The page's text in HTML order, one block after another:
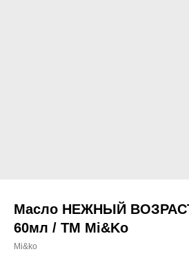
Масло НЕЖНЫЙ
60мл / ТМ Mi&Ko
Mi&ko